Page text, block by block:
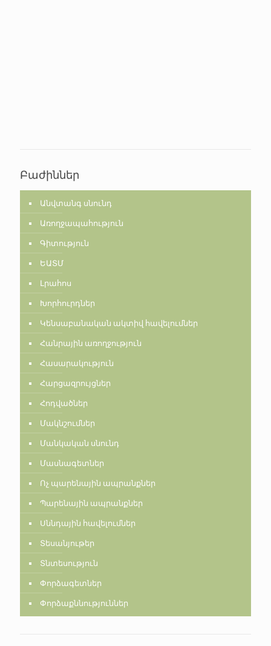
Բաժիններ
Անվտանգ սնունդ
Առողջապահություն
Գիտություն
ԵԱՏՄ
Լրահոս
Խորհուրդներ
Կենսաբանական ակտիվ հավելումներ
Հանրային առողջություն
Հասարակություն
Հարցազրույցներ
Հոդվածներ
Մակնշումներ
Մանկական սնունդ
Մասնագետներ
Ոչ պարենային ապրանքներ
Պարենային ապրանքներ
Սննդային հավելումներ
Տեսանյութեր
Տնտեսություն
Փորձագետներ
Փորձաքննություններ